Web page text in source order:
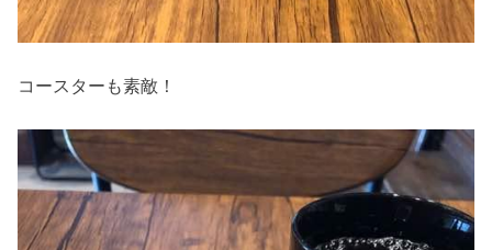
コースターも素敵！